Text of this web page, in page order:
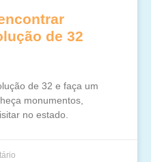
de 32
de 32 e faça um
monumentos,
no estado.